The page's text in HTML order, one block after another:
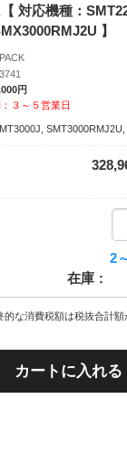
対応機種：
】
円
３～５営業日
在庫
2
な消費税額は税抜合計
カートに入れる